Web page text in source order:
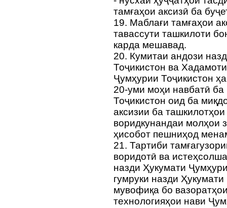
тамғаҳои аксизӣ ба
19. Маблағи тамғаҳои
тавассути ташкилоти
карда мешавад.
20. Кумитаи андози
Тоҷикистон ва
Ҷумҳурии Тоҷикистон
20-уми моҳи навбатӣ
Тоҷикистон оид ба
аксизии ба
воридкунандаи молҳои
ҳисобот пешниҳод
21. Тартиби
воридотӣ ва
назди Ҳукумати
гумруки назди
мувофиқа бо
технологияҳои нави